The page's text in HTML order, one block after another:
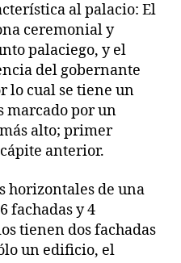
al palacio: El
ceremonial y
palaciego, y el
del gobernante
lo cual se tiene un
marcado por un
alto; primer
anterior.
horizontales de una
fachadas y 4
tienen dos fachadas
un edificio, el